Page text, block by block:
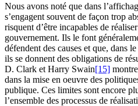
Nous avons noté que dans
s’engagent souvent de façon trop
risquent d’être incapables de
gouvernement. Ils le font
défendent des causes et que, dans
ils se donnent des obligations de
D. Clark et Harry Swain[15]
dans la mise en oeuvre des
publique. Ces limites sont encore
l’ensemble des processus de